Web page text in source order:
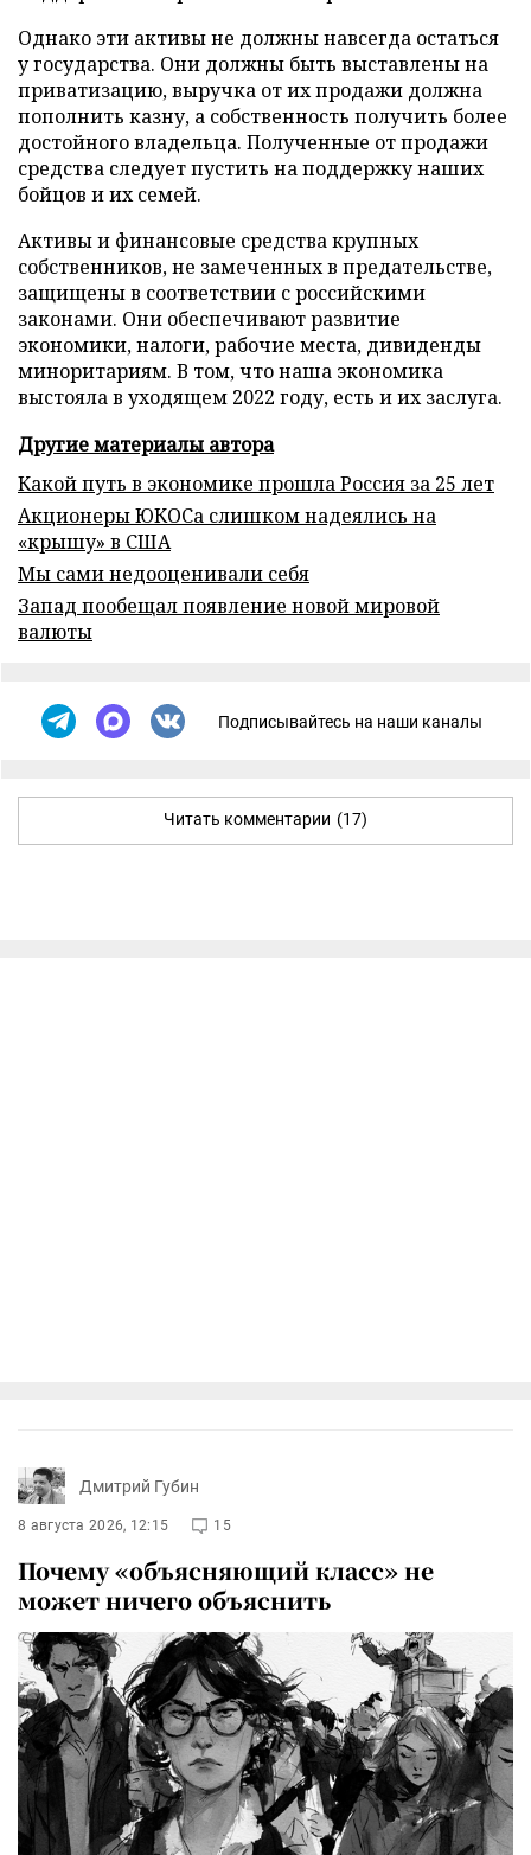
Однако эти активы не должны навсегда остаться
у государства. Они должны быть выставлены на
приватизацию, выручка от их продажи должна
пополнить казну, а собственность получить более
достойного владельца. Полученные от продажи
средства следует пустить на поддержку наших
бойцов и их семей.
Активы и финансовые средства крупных
собственников, не замеченных в предательстве,
защищены в соответствии с российскими
законами. Они обеспечивают развитие
экономики, налоги, рабочие места, дивиденды
миноритариям. В том, что наша экономика
выстояла в уходящем 2022 году, есть и их заслуга.
Другие материалы автора
Какой путь в экономике прошла Россия за 25 лет
Акционеры ЮКОСа слишком надеялись на
«крышу» в США
Мы сами недооценивали себя
Запад пообещал появление новой мировой
валюты
Подписывайтесь на наши каналы
Читать комментарии (17)
Дмитрий Губин
8 августа 2026, 12:15 15
Почему «объясняющий класс» не
может ничего объяснить